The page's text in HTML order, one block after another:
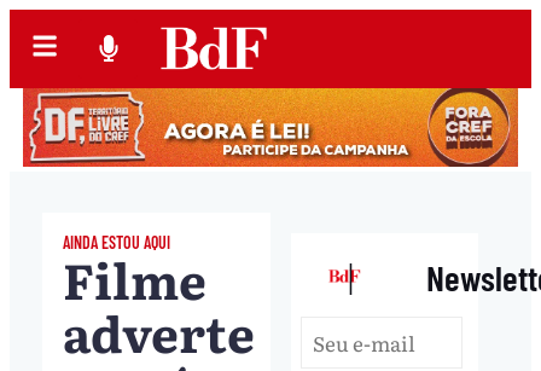
AINDA ESTOU AQUI
Filme
adverte
|